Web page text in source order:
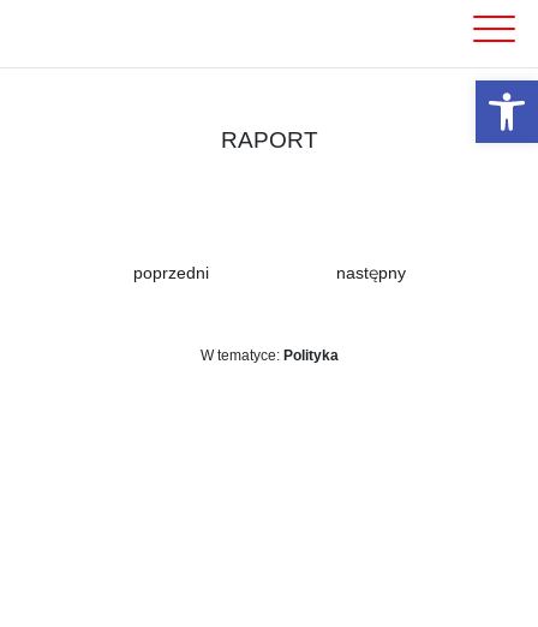
RAPORT
poprzedni następny
W tematyce: Polityka